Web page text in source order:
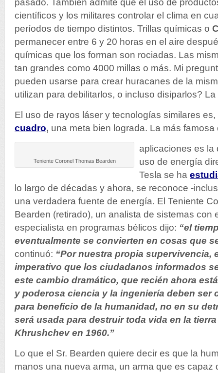
pasado. También admite que el uso de
científicos y los militares controlar el clima en
períodos de tiempo distintos. Trillas químicas o
permanecer entre 6 y 20 horas en el aire
químicas que los forman son rociadas. Las
tan grandes como 4000 millas o más. Mi
pueden usarse para crear huracanes de la
utilizan para debilitarlos, o incluso disiparlos?
El uso de rayos láser y tecnologías similares
cuadro, una meta bien lograda. La más famosa
Teniente Coronel Thomas Bearden
aplicaciones es la
uso de energía
Tesla se ha
lo largo de décadas y ahora, se reconoce -
una verdadera fuente de energía. El Teniente
Bearden (retirado), un analista de sistemas con
especialista en programas bélicos dijo: “el
eventualmente se convierten en cosas que
continuó: “Por nuestra propia supervivencia,
imperativo que los ciudadanos informados
este cambio dramático, que recién ahora
y poderosa ciencia y la ingeniería deben ser
para beneficio de la humanidad, no en su
será usada para destruir toda vida en la
Khrushchev en 1960.”
Lo que el Sr. Bearden quiere decir es que la
manos una nueva arma, un arma que es capaz